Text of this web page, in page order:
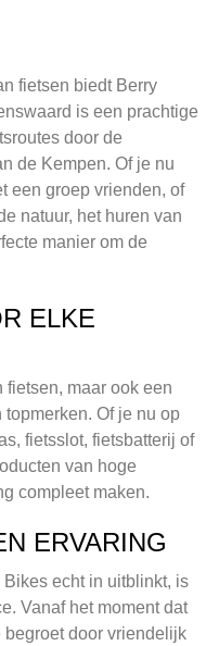
fietsen biedt Berry
is een prachtige
door de
de Kempen. Of je nu
een groep vrienden, of
natuur, het huren van
manier om de
ELKE
maar ook een
Of je nu op
fietsslot, fietsbatterij of
van hoge
compleet maken.
ERVARING
echt in uitblinkt, is
Vanaf het moment dat
door vriendelijk